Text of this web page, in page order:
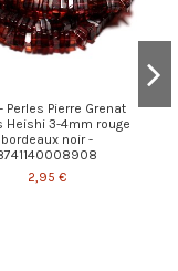
Perles Pierre Grenat
Heishi 3-4mm rouge
bordeaux noir -
2,95 €